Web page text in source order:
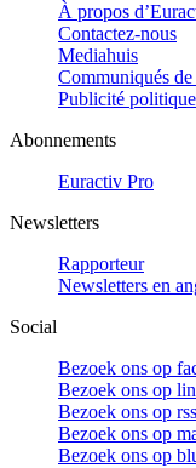
À propos
Contactez-nous
Mediahuis
Communiqués de
Publicité politique
Abonnements
Euractiv Pro
Newsletters
Rapporteur
Newsletters en
Social
Bezoek ons op
Bezoek ons op
Bezoek ons op
Bezoek ons op
Bezoek ons op